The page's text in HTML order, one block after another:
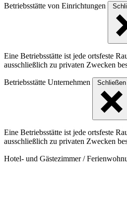
Betriebsstätte von Einrichtungen
Eine Betriebsstätte ist jede ortsfeste
ausschließlich zu privaten Zwecken
Betriebsstätte Unternehmen Schließen
Eine Betriebsstätte ist jede ortsfeste
ausschließlich zu privaten Zwecken
Hotel- und Gästezimmer /